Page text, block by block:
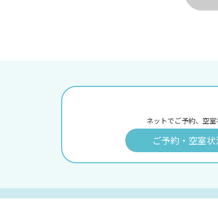
ネットでご予約、空
ご予約・空室状